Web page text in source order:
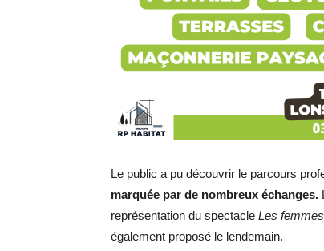
Le public a pu découvrir le parcours
marquée par de nombreux échanges.
représentation du spectacle Les
également proposé le lendemain.